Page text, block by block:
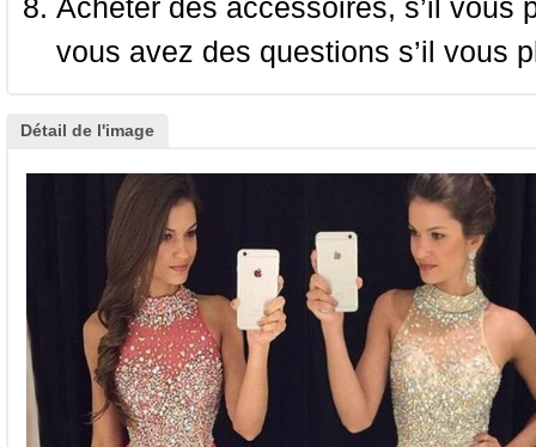
Acheter des accessoires, s’il
vous avez des questions s’il vous
Détail de l'image